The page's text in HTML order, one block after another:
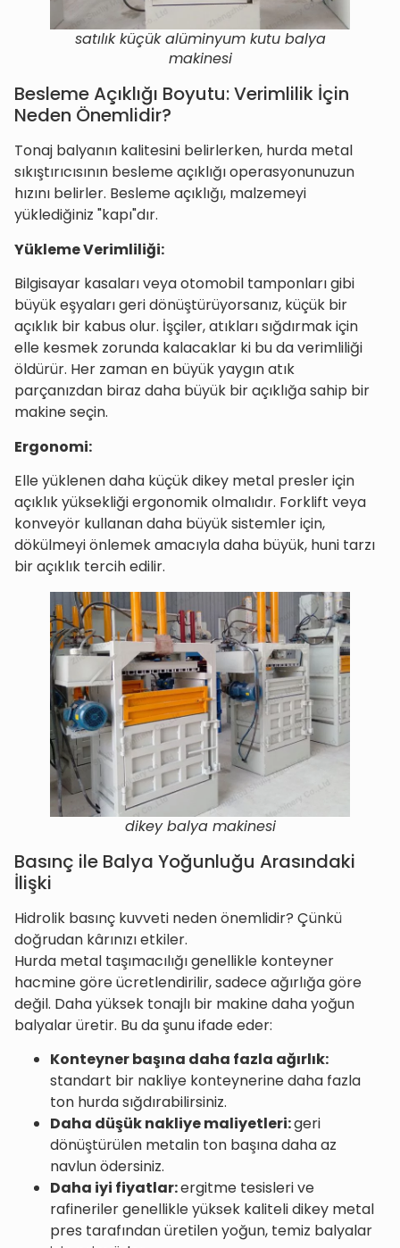
satılık küçük alüminyum kutu balya
makinesi
Besleme Açıklığı Boyutu: Verimlilik İçin
Neden Önemlidir?
Tonaj balyanın kalitesini belirlerken, hurda metal
sıkıştırıcısının besleme açıklığı operasyonunuzun
hızını belirler. Besleme açıklığı, malzemeyi
yüklediğiniz "kapı"dır.
Yükleme Verimliliği:
Bilgisayar kasaları veya otomobil tamponları gibi
büyük eşyaları geri dönüştürüyorsanız, küçük bir
açıklık bir kabus olur. İşçiler, atıkları sığdırmak için
elle kesmek zorunda kalacaklar ki bu da verimliliği
öldürür. Her zaman en büyük yaygın atık
parçanızdan biraz daha büyük bir açıklığa sahip bir
makine seçin.
Ergonomi:
Elle yüklenen daha küçük dikey metal presler için
açıklık yüksekliği ergonomik olmalıdır. Forklift veya
konveyör kullanan daha büyük sistemler için,
dökülmeyi önlemek amacıyla daha büyük, huni tarzı
bir açıklık tercih edilir.
dikey balya makinesi
Basınç ile Balya Yoğunluğu Arasındaki
İlişki
Hidrolik basınç kuvveti neden önemlidir? Çünkü
doğrudan kârınızı etkiler.
Hurda metal taşımacılığı genellikle konteyner
hacmine göre ücretlendirilir, sadece ağırlığa göre
değil. Daha yüksek tonajlı bir makine daha yoğun
balyalar üretir. Bu da şunu ifade eder:
Konteyner başına daha fazla ağırlık:
standart bir nakliye konteynerine daha fazla
ton hurda sığdırabilirsiniz.
Daha düşük nakliye maliyetleri:geri
dönüştürülen metalin ton başına daha az
navlun ödersiniz.
Daha iyi fiyatlar:ergitme tesisleri ve
rafineriler genellikle yüksek kaliteli dikey metal
pres tarafından üretilen yoğun, temiz balyalar